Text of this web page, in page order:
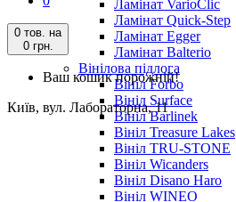
0 тов. на
0 грн.
Ваш кошик порожній!
Київ, вул. Лабораторна, 11
Ламінат VarioClic
Ламінат Quick-Step
Ламінат Egger
Ламінат Balterio
Вінілова підлога
Вініл Forbo
Вініл Surface
Вініл Barlinek
Вініл Treasure Lakes
Вініл TRU-STONE
Вініл Wicanders
Вініл Disano Haro
Вініл WINEO